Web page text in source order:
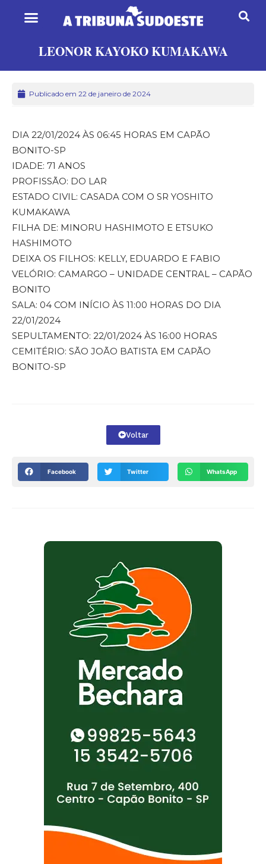
LEONOR KAYOKO KUMAKAWA
Publicado em 22 de janeiro de 2024
DIA 22/01/2024 ÀS 06:45 HORAS EM CAPÃO
BONITO-SP
IDADE: 71 ANOS
PROFISSÃO: DO LAR
ESTADO CIVIL: CASADA COM O SR YOSHITO
KUMAKAWA
FILHA DE: MINORU HASHIMOTO E ETSUKO
HASHIMOTO
DEIXA OS FILHOS: KELLY, EDUARDO E FABIO
VELÓRIO: CAMARGO – UNIDADE CENTRAL – CAPÃO
BONITO
SALA: 04 COM INÍCIO ÀS 11:00 HORAS DO DIA
22/01/2024
SEPULTAMENTO: 22/01/2024 ÀS 16:00 HORAS
CEMITÉRIO: SÃO JOÃO BATISTA EM CAPÃO
BONITO-SP
Voltar
Facebook Twitter WhatsApp